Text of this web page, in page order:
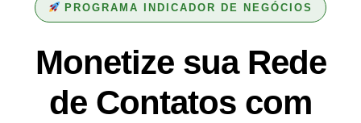
PROGRAMA INDICADOR DE NEGÓCIOS
Monetize sua Rede
de Contatos com